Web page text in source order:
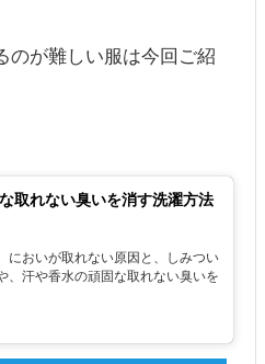
のが難しい服は今回ご紹
取れない臭いを消す洗濯方法
においが取れない原因と、しみつい
、汗や香水の頑固な取れない臭いを